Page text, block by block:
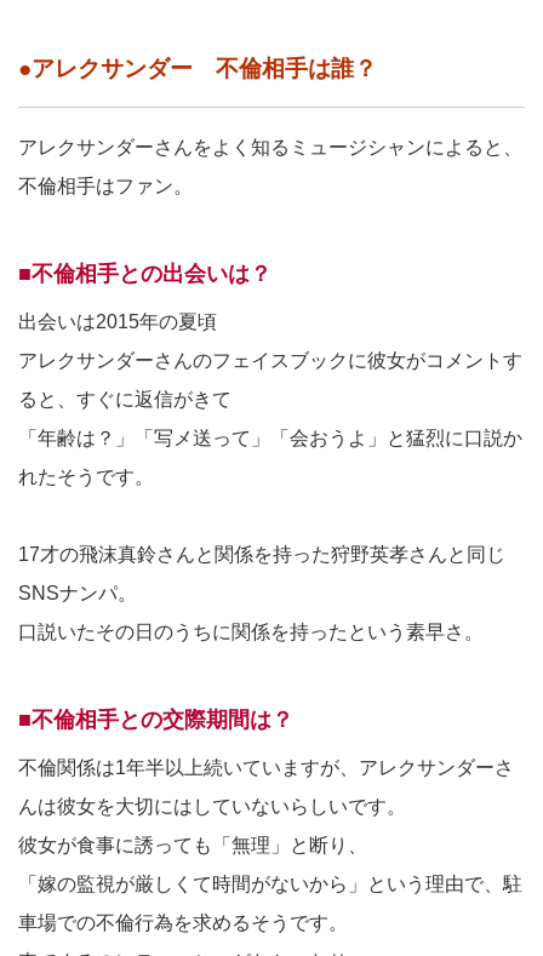
●アレクサンダー 不倫相手は誰？
アレクサンダーさんをよく知るミュージシャンによると、
不倫相手はファン。
■不倫相手との出会いは？
出会いは2015年の夏頃
アレクサンダーさんのフェイスブックに彼女がコメントす
ると、すぐに返信がきて
「年齢は？」「写メ送って」「会おうよ」と猛烈に口説か
れたそうです。
17才の飛沫真鈴さんと関係を持った狩野英孝さんと同じ
SNSナンパ。
口説いたその日のうちに関係を持ったという素早さ。
■不倫相手との交際期間は？
不倫関係は1年半以上続いていますが、アレクサンダーさ
んは彼女を大切にはしていないらしいです。
彼女が食事に誘っても「無理」と断り、
「嫁の監視が厳しくて時間がないから」という理由で、駐
車場での不倫行為を求めるそうです。